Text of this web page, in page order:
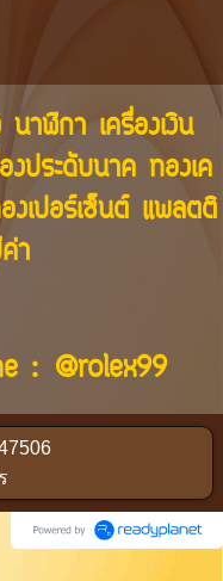
าฬิกา เครื่องเงิน
งประดับนาค ทองเค
งเปอร์เซ็นต์ แพลตติ
า
: @rolex99